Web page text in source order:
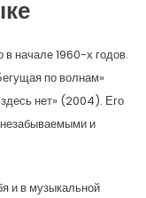
в начале 1960-х годов.
по волнам»
нет» (2004). Его
незабываемыми и
и в музыкальной